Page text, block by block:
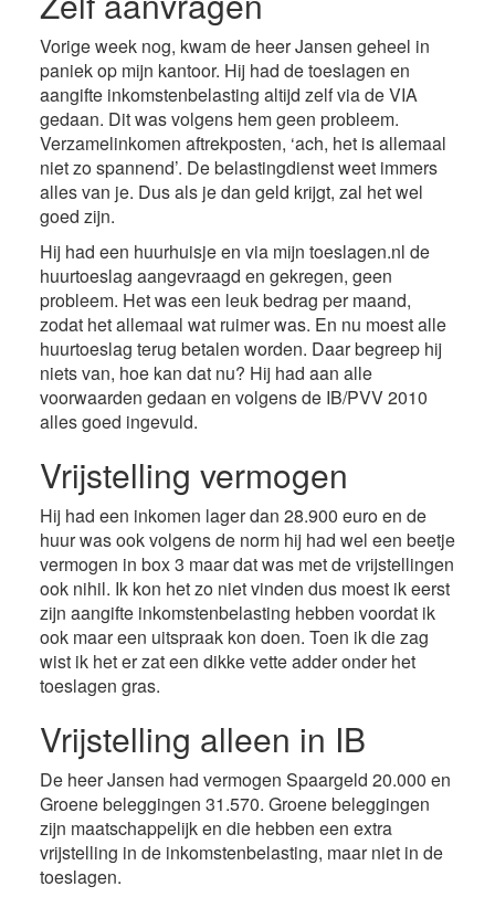
Vorige week nog, kwam de heer Jansen geheel in
paniek op mijn kantoor. Hij had de toeslagen en
aangifte inkomstenbelasting altijd zelf via de VIA
gedaan. Dit was volgens hem geen probleem.
Verzamelinkomen aftrekposten, ‘ach, het is allemaal
niet zo spannend’. De belastingdienst weet immers
alles van je. Dus als je dan geld krijgt, zal het wel
goed zijn.
Hij had een huurhuisje en via mijn toeslagen.nl de
huurtoeslag aangevraagd en gekregen, geen
probleem. Het was een leuk bedrag per maand,
zodat het allemaal wat ruimer was. En nu moest alle
huurtoeslag terug betalen worden. Daar begreep hij
niets van, hoe kan dat nu? Hij had aan alle
voorwaarden gedaan en volgens de IB/PVV 2010
alles goed ingevuld.
Vrijstelling vermogen
Hij had een inkomen lager dan 28.900 euro en de
huur was ook volgens de norm hij had wel een beetje
vermogen in box 3 maar dat was met de vrijstellingen
ook nihil. Ik kon het zo niet vinden dus moest ik eerst
zijn aangifte inkomstenbelasting hebben voordat ik
ook maar een uitspraak kon doen. Toen ik die zag
wist ik het er zat een dikke vette adder onder het
toeslagen gras.
Vrijstelling alleen in IB
De heer Jansen had vermogen Spaargeld 20.000 en
Groene beleggingen 31.570. Groene beleggingen
zijn maatschappelijk en die hebben een extra
vrijstelling in de inkomstenbelasting, maar niet in de
toeslagen.